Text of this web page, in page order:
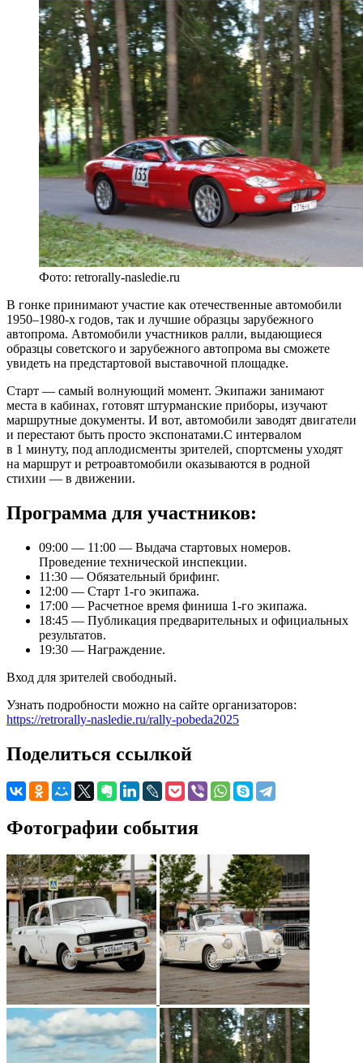
Фото: retrorally-nasledie.ru
В гонке принимают участие как отечественные автомобили
1950–1980-х годов, так и лучшие образцы зарубежного
автопрома. Автомобили участников ралли, выдающиеся
образцы советского и зарубежного автопрома вы сможете
увидеть на предстартовой выставочной площадке.
Старт — самый волнующий момент. Экипажи занимают
места в кабинах, готовят штурманские приборы, изучают
маршрутные документы. И вот, автомобили заводят двигатели
и перестают быть просто экспонатами.​С интервалом
в 1 минуту, под аплодисменты зрителей, спортсмены уходят
на маршрут и ретроавтомобили оказываются в родной
стихии — в движении.
Программа для участников:
09:00 — 11:00 — Выдача стартовых номеров.
Проведение технической инспекции.
11:30 — Обязательный брифинг.
12:00 — Старт 1-го экипажа.
17:00 — Расчетное время финиша 1-го экипажа.
18:45 — Публикация предварительных и официальных
результатов.
19:30 — Награждение.
Вход для зрителей свободный.
Узнать подробности можно на сайте организаторов:
https://retrorally-nasledie.ru/rally-pobeda2025
Поделиться ссылкой
Фотографии события